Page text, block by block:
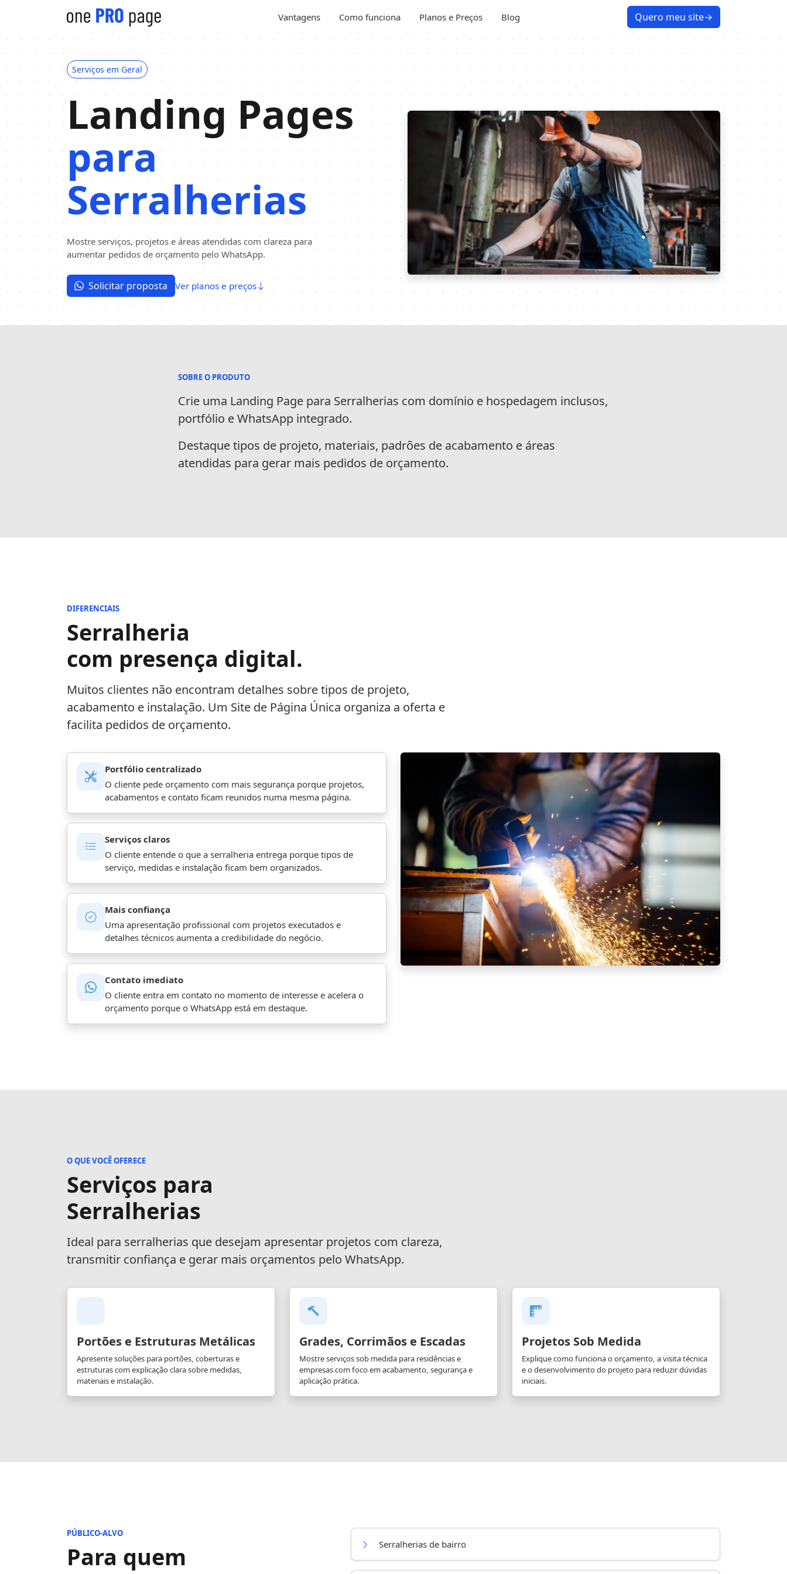
Vantagens Como funciona Planos e Preços Blog Quero meu site→
Serviços em Geral
Landing Pages
para
Serralherias
Mostre serviços, projetos e áreas atendidas com clareza para
aumentar pedidos de orçamento pelo WhatsApp.
Solicitar proposta Ver planos e preços
SOBRE O PRODUTO
Informações
Crie uma Landing Page para Serralherias com domínio e hospedagem inclusos,
portfólio e WhatsApp integrado.
Destaque tipos de projeto, materiais, padrões de acabamento e áreas
atendidas para gerar mais pedidos de orçamento.
DIFERENCIAIS
Serralheria
com presença digital.
Muitos clientes não encontram detalhes sobre tipos de projeto,
acabamento e instalação. Um Site de Página Única organiza a oferta e
facilita pedidos de orçamento.
Portfólio centralizado
O cliente pede orçamento com mais segurança porque projetos,
acabamentos e contato ficam reunidos numa mesma página.
Serviços claros
O cliente entende o que a serralheria entrega porque tipos de
serviço, medidas e instalação ficam bem organizados.
Mais confiança
Uma apresentação profissional com projetos executados e
detalhes técnicos aumenta a credibilidade do negócio.
Contato imediato
O cliente entra em contato no momento de interesse e acelera o
orçamento porque o WhatsApp está em destaque.
O QUE VOCÊ OFERECE
Serviços para
Serralherias
Ideal para serralherias que desejam apresentar projetos com clareza,
transmitir confiança e gerar mais orçamentos pelo WhatsApp.
Portões e Estruturas Metálicas
Apresente soluções para portões, coberturas e
estruturas com explicação clara sobre medidas,
materiais e instalação.
Grades, Corrimãos e Escadas
Mostre serviços sob medida para residências e
empresas com foco em acabamento, segurança e
aplicação prática.
Projetos Sob Medida
Explique como funciona o orçamento, a visita técnica
e o desenvolvimento do projeto para reduzir dúvidas
iniciais.
PÚBLICO-ALVO
Para quem
Serralherias de bairro